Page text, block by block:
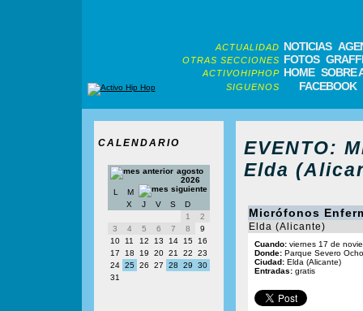
ACTUALIDAD NOTICIAS
OTRAS SECCIONES FOTOS
ACTIVOHIPHOP HOME SOBRE
SIGUENOS FACEBOOK
CALENDARIO
agosto
2026
L
M
X
J V S
D
1
2
3
4 5 6 7 8
9
10
11 12 13 14 15
16
17
18 19 20 21 22
23
24 25 26 27 28 29
30
31
EVENTO:
Elda
Micrófonos
Elda (Alicante)
Cuando:viernes 17 de
Donde:Parque Severo
Ciudad:Elda (Alicante)
Entradas: gratis